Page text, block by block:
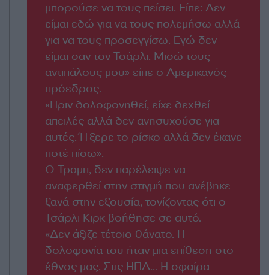
μπορούσε να τους πείσει. Είπε: Δεν
είμαι εδώ για να τους πολεμήσω αλλά
για να τους προσεγγίσω. Εγώ δεν
είμαι σαν τον Τσάρλι. Μισώ τους
αντιπάλους μου» είπε ο Αμερικανός
πρόεδρος.
«Πριν δολοφονηθεί, είχε δεχθεί
απειλές αλλά δεν ανησυχούσε για
αυτές. Ήξερε το ρίσκο αλλά δεν έκανε
ποτέ πίσω».
Ο Τραμπ, δεν παρέλειψε να
αναφερθεί στην στιγμή που ανέβηκε
ξανά στην εξουσία, τονίζοντας ότι ο
Τσάρλι Κιρκ βοήθησε σε αυτό.
«Δεν άξιζε τέτοιο θάνατο. Η
δολοφονία του ήταν μια επίθεση στο
έθνος μας. Στις ΗΠΑ... Η σφαίρα